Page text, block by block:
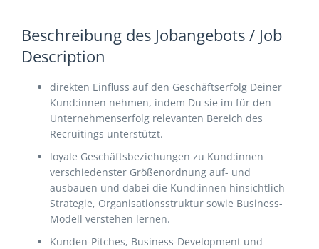
Beschreibung des Jobangebots / Job
Description
direkten Einfluss auf den Geschäftserfolg Deiner
Kund:innen nehmen, indem Du sie im für den
Unternehmenserfolg relevanten Bereich des
Recruitings unterstützt.
loyale Geschäftsbeziehungen zu Kund:innen
verschiedenster Größenordnung auf- und
ausbauen und dabei die Kund:innen hinsichtlich
Strategie, Organisationsstruktur sowie Business-
Modell verstehen lernen.
Kunden-Pitches, Business-Development und